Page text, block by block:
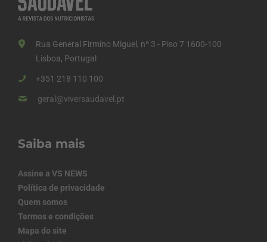
Rua General Firmino Miguel, nº 3 - Piso 7 1600-100
Lisboa, Portugal
+351 218 110 100
geral@viversaudavel.pt
Saiba mais
Assine a VS NEWS
Política de privacidade
Quem somos
Termos e condições
Mapa do site